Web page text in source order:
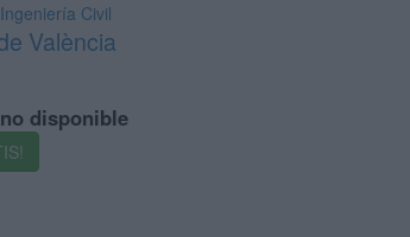
Civil
València
no disponible